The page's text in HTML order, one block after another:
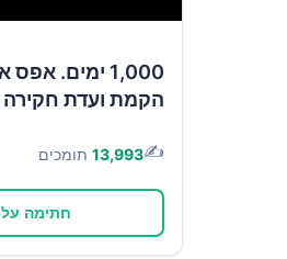
1,000 ימים.
הקמת ועדת
✍️
13,993 תומכים
חתימה